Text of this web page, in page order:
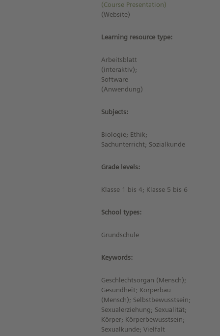
(Course Presentation)
(Website)
Learning resource type:
Arbeitsblatt
(interaktiv);
Software
(Anwendung)
Subjects:
Biologie; Ethik;
Sachunterricht; Sozialkunde
Grade levels:
Klasse 1 bis 4; Klasse 5 bis 6
School types:
Grundschule
Keywords:
Geschlechtsorgan (Mensch);
Gesundheit; Körperbau
(Mensch); Selbstbewusstsein;
Sexualerziehung; Sexualität;
Körper; Körperbewusstsein;
Sexualkunde; Vielfalt